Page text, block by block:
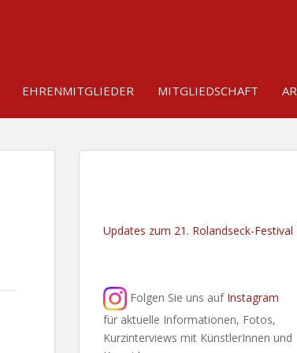
EHRENMITGLIEDER MITGLIEDSCHAFT
Updates zum 21. Rolandseck-Festival
Folgen Sie uns auf Instagram
für aktuelle Informationen, Fotos,
Kurzinterviews mit KünstlerInnen und